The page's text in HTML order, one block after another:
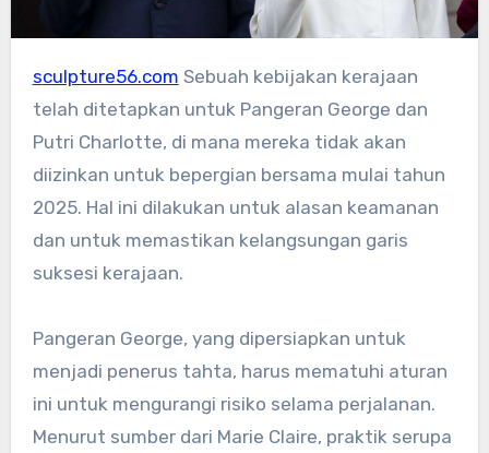
sculpture56.com Sebuah kebijakan kerajaan
telah ditetapkan untuk Pangeran George dan
Putri Charlotte, di mana mereka tidak akan
diizinkan untuk bepergian bersama mulai tahun
2025. Hal ini dilakukan untuk alasan keamanan
dan untuk memastikan kelangsungan garis
suksesi kerajaan.
Pangeran George, yang dipersiapkan untuk
menjadi penerus tahta, harus mematuhi aturan
ini untuk mengurangi risiko selama perjalanan.
Menurut sumber dari Marie Claire, praktik serupa